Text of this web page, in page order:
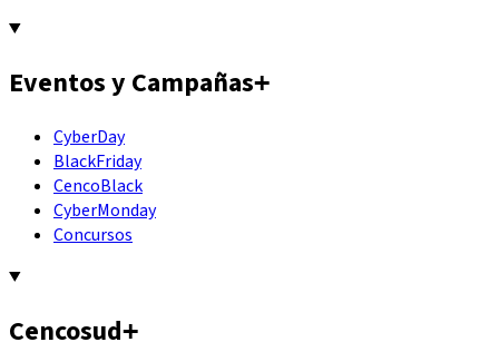
Eventos y Campañas+
CyberDay
BlackFriday
CencoBlack
CyberMonday
Concursos
Cencosud+